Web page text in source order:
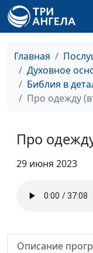
Главная
Духовное
Библия в
Про одежду
Про
29 июня 2023
Описание
Кого Бог не
Смерть. Что
после?
Распутство и
Сектантство или
Ты мне, я тебе